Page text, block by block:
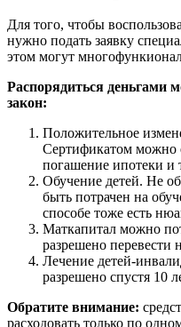
Для того, чтобы
нужно подать заявку
этом могут
Распорядиться деньгами
закон:
Положительное
Сертификатом можно
погашение ипотеки и
Обучение детей. Не
быть потрачен на
способе тоже есть
Маткапитал можно
разрешено перевести
Лечение детей-
разрешено спустя 10
Обратите внимание:
расходовать только по